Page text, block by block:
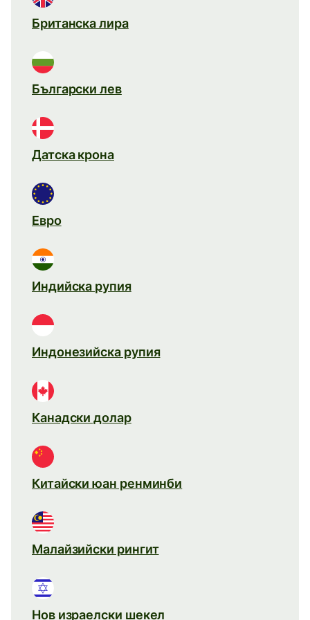
Британска лира
Български лев
Датска крона
Евро
Индийска рупия
Индонезийска рупия
Канадски долар
Китайски юан ренминби
Малайзийски рингит
Нов израелски шекел